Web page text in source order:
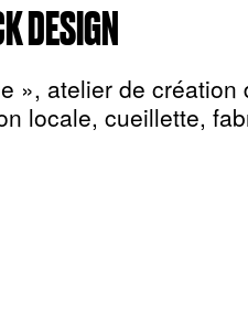
DESIGN
», atelier de création
locale, cueillette,